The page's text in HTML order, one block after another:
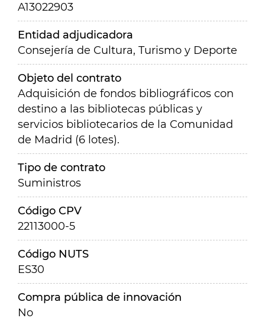
A13022903
Entidad adjudicadora
Consejería de Cultura, Turismo y Deporte
Objeto del contrato
Adquisición de fondos bibliográficos con
destino a las bibliotecas públicas y
servicios bibliotecarios de la Comunidad
de Madrid (6 lotes).
Tipo de contrato
Suministros
Código CPV
22113000-5
Código NUTS
ES30
Compra pública de innovación
No